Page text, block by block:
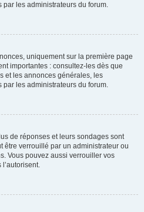
les administrateurs du forum.
uniquement sur la première page
importantes : consultez-les dès que
et les annonces générales, les
les administrateurs du forum.
de réponses et leurs sondages sont
être verrouillé par un administrateur ou
Vous pouvez aussi verrouiller vos